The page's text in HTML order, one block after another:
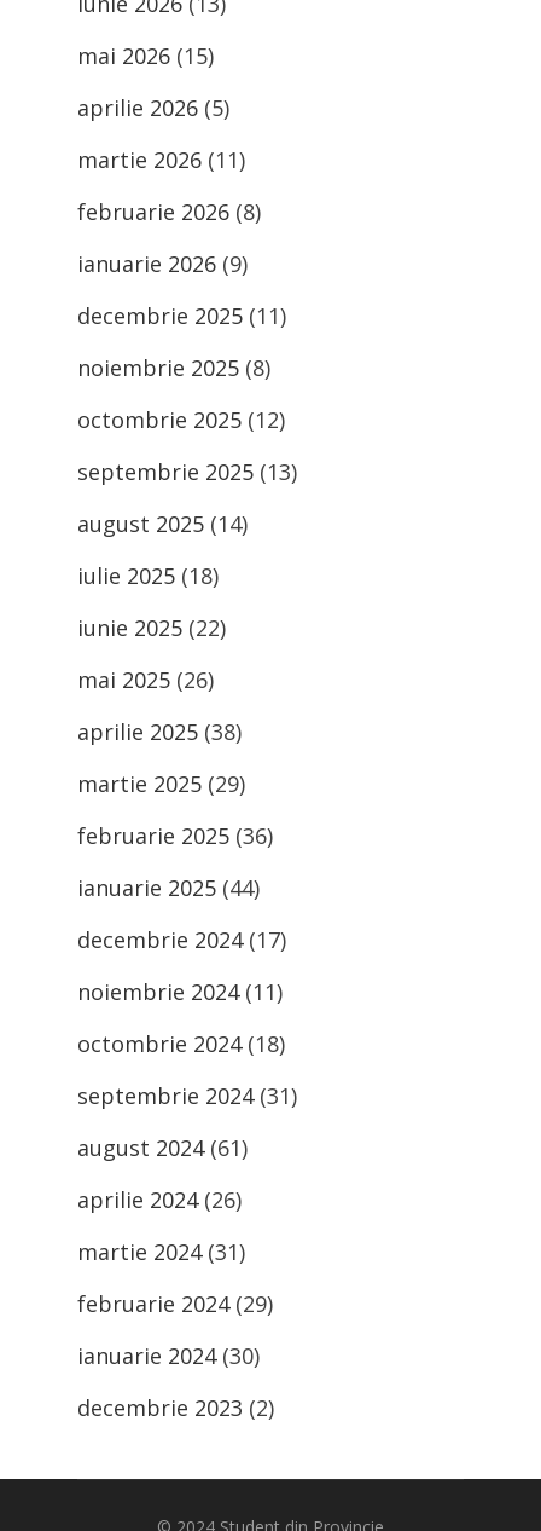
mai 2026 (15)
aprilie 2026 (5)
martie 2026 (11)
februarie 2026 (8)
ianuarie 2026 (9)
decembrie 2025 (11)
noiembrie 2025 (8)
octombrie 2025 (12)
septembrie 2025 (13)
august 2025 (14)
iulie 2025 (18)
iunie 2025 (22)
mai 2025 (26)
aprilie 2025 (38)
martie 2025 (29)
februarie 2025 (36)
ianuarie 2025 (44)
decembrie 2024(17)
noiembrie 2024(11)
octombrie 2024(18)
septembrie 2024(31)
august 2024(61)
aprilie 2024(26)
martie 2024(31)
februarie 2024(29)
ianuarie 2024(30)
decembrie 2023 (2)